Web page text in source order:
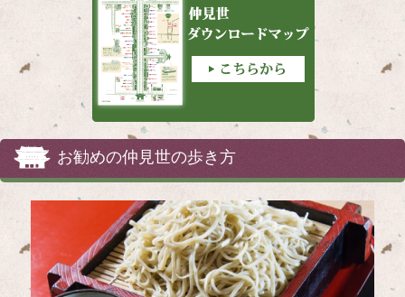
お勧めの仲見世の歩き方